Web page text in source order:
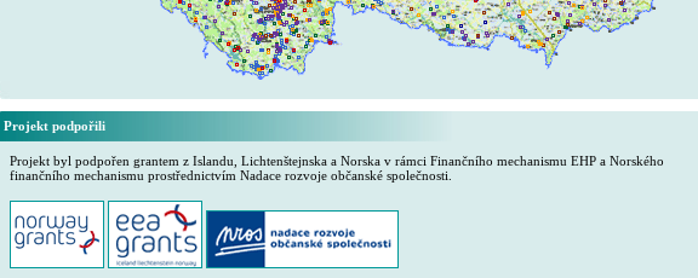
Projekt podpořili
Projekt byl podpořen grantem z Islandu, Lichtenštejnska a Norska v rámci Finančního mechanismu EHP a Norského
finančního mechanismu prostřednictvím Nadace rozvoje občanské společnosti.